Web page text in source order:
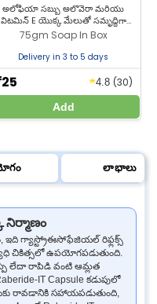
అలోఫియా సబ్బు అలొవెరా మరియు
విటమిన్ E యొక్క మేలుతో సమృద్ధిగా
అలొవెరా చర్మాన్ని మాన్పి తేమను
ఇస్తుంది & విటమిన్ E చర్మపు నిర్మాణాన్ని
సహాయపడుతుంది. చర్మం
ఇప్పుడే ఆర్డర్ చేసి ఇంటి వద్ద
75gm Soap In Box
Delivery in 3 to 5 days
25 ★4.8 (30)
Add
లాభాలు
నిర్మాణం
ఇది గ్యాస్ట్రోఈసోఫేజియల్ రిఫ్లక్స్
చికిత్సలో ఉపయోగపడుతుంది.
లేదా రాపిడి వంటి ఆమ్లత
IT Capsule కడుపులో
రావడానికి సహాయపడుతుంది,